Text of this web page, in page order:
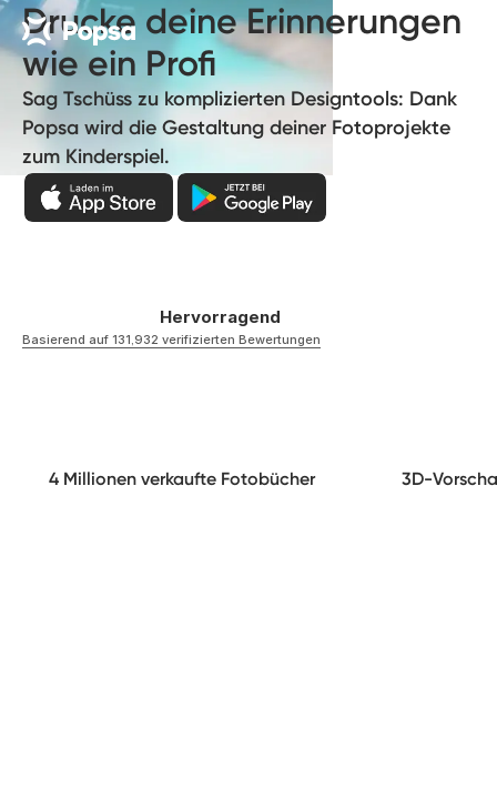
Drucke deine Erinnerungen
wie ein Profi
Sag Tschüss zu komplizierten Designtools: Dank
Popsa wird die Gestaltung deiner Fotoprojekte
zum Kinderspiel.
Hervorragend
Basierend auf 131,932 verifizierten Bewertungen
4 Millionen verkaufte Fotobücher 3D-